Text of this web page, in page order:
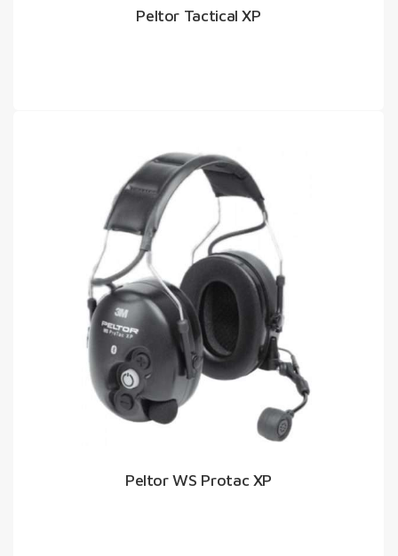
Peltor Tactical XP
Peltor WS Protac XP